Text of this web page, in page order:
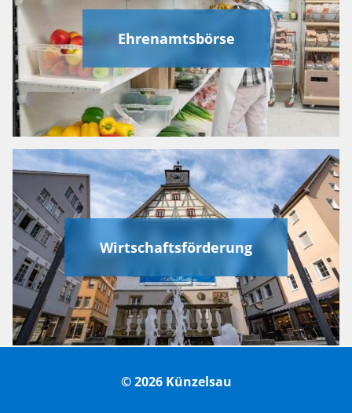
Ehrenamtsbörse
Wirtschaftsförderung
© 2026 Künzelsau